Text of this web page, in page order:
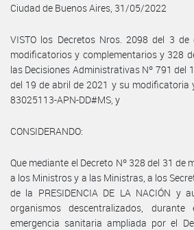
Ciudad de Buenos Aires, 31/05/2022
VISTO los Decretos Nros. 2098 del 3
modificatorios y complementarios y 328
las Decisiones Administrativas Nº 791 del
del 19 de abril de 2021 y su modificatoria
83025113-APN-DD#MS, y
CONSIDERANDO:
Que mediante el Decreto Nº 328 del 31 de
a los Ministros y a las Ministras, a los
de la PRESIDENCIA DE LA NACIÓN y
organismos descentralizados,
emergencia sanitaria ampliada por el